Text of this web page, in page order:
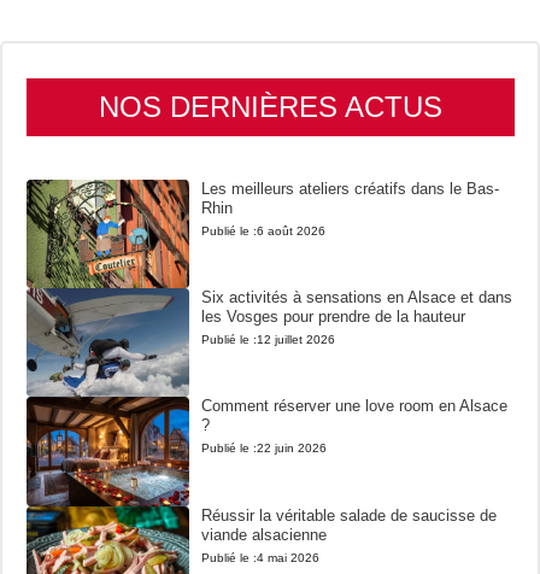
NOS DERNIÈRES ACTUS
Les meilleurs ateliers créatifs dans le Bas-
Rhin
Publié le :6 août 2026
Six activités à sensations en Alsace et dans
les Vosges pour prendre de la hauteur
Publié le :12 juillet 2026
Comment réserver une love room en Alsace
?
Publié le :22 juin 2026
Réussir la véritable salade de saucisse de
viande alsacienne
Publié le :4 mai 2026